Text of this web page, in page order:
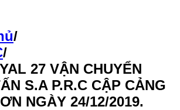
/
/
27 VẬN CHUYỂN
S.A P.R.C CẬP CẢNG
NGÀY 24/12/2019.